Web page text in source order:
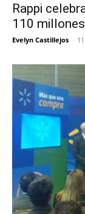
Rappi
110
Evelyn Castillejos -